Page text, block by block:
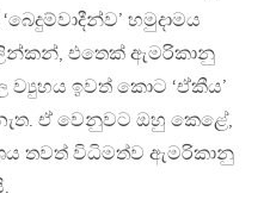
හමුදාමය
එතෙක් ඇමරිකානු
ව්‍යුහය ඉවත් කොට ‘ඒකීය’
ඒ වෙනුවට ඔහු කෙළේ,
තවත් විධිමත්ව ඇමරිකානු